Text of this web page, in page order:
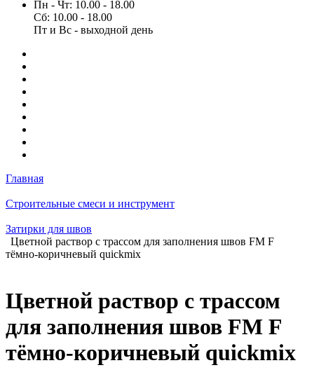
Пн - Чт: 10.00 - 18.00
Сб: 10.00 - 18.00
Пт и Вс - выходной день
Главная
Строительные смеси и инструмент
Затирки для швов
Цветной раствор с трассом для заполнения швов FM F
тёмно-коричневый quickmix
Цветной раствор с трассом
для заполнения швов FM F
тёмно-коричневый quickmix